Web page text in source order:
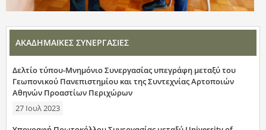
ΑΚΑΔΗΜΑΙΚΕΣ ΣΥΝΕΡΓΑΣΙΕΣ
Δελτίο τύπου-Μνημόνιο Συνεργασίας υπεγράφη μεταξύ του
Γεωπονικού Πανεπιστημίου και της Συντεχνίας Αρτοποιών
Αθηνών Προαστίων Περιχώρων
27 Ιουλ 2023